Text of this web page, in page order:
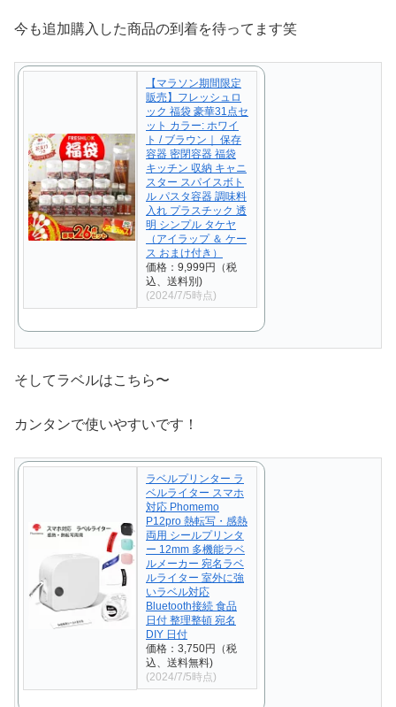
今も追加購入した商品の到着を待ってます笑
【マラソン期間限定
販売】フレッシュロ
ック 福袋 豪華31点セ
ット カラー: ホワイ
ト / ブラウン｜ 保存
容器 密閉容器 福袋
キッチン 収納 キャニ
スター スパイスボト
ル パスタ容器 調味料
入れ プラスチック 透
明 シンプル タケヤ
（アイラップ ＆ ケー
ス おまけ付き）
価格：9,999円（税
込、送料別)
(2024/7/5時点)
そしてラベルはこちら〜
カンタンで使いやすいです！
ラベルプリンター ラ
ベルライター スマホ
対応 Phomemo
P12pro 熱転写・感熱
両用 シールプリンタ
ー 12mm 多機能ラベ
ルメーカー 宛名ラベ
ルライター 室外に強
いラベル対応
Bluetooth接続 食品
日付 整理整頓 宛名
DIY 日付
価格：3,750円（税
込、送料無料)
(2024/7/5時点)